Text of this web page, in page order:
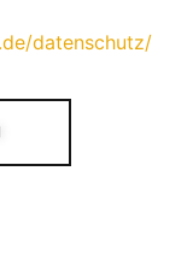
datenschutz/